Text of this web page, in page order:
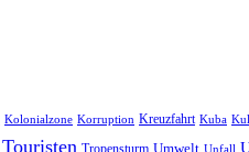
Kolonialzone Korruption Kreuzfahrt Kuba
Touristen Tropensturm Umwelt Unfall